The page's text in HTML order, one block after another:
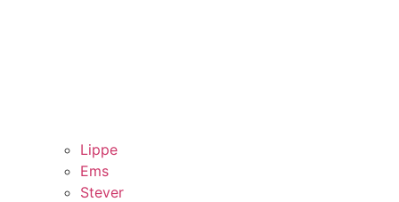
Lippe
Ems
Stever